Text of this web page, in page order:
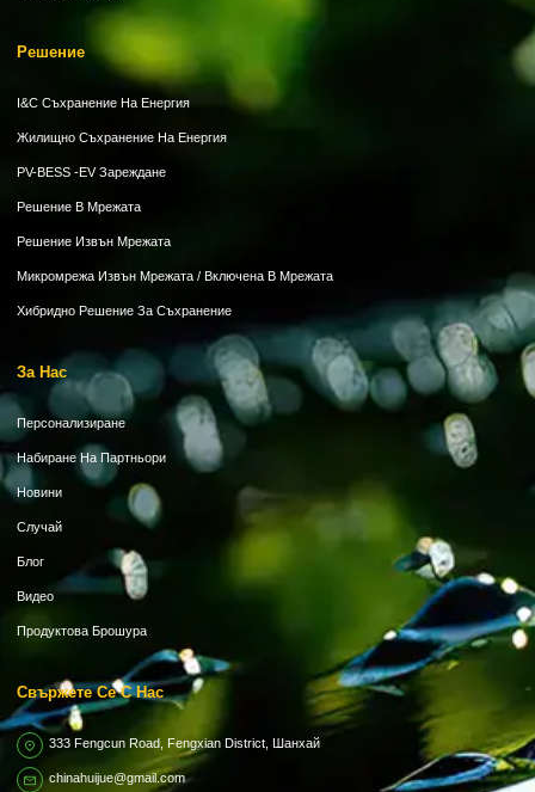
Решение
I&C Съхранение На Енергия
Жилищно Съхранение На Енергия
PV-BESS -EV Зареждане
Решение В Мрежата
Решение Извън Мрежата
Микромрежа Извън Мрежата / Включена В Мрежата
Хибридно Решение За Съхранение
За Нас
Персонализиране
Набиране На Партньори
Новини
Случай
Блог
Видео
Продуктова Брошура
Свържете Се С Нас
333 Fengcun Road, Fengxian District, Шанхай
chinahuijue@gmail.com